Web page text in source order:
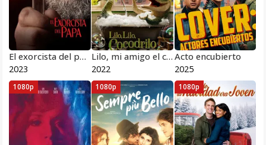
El exorcista del papa
2023
Lilo, mi amigo el cocodrilo
2022
Acto encubierto
2025
1080p 1080p 1080p